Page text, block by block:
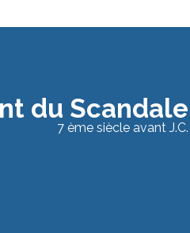
du Scandale
7 ème siècle avant J.C.